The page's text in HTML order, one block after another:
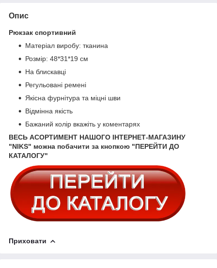
Опис
Рюкзак спортивний
Матеріал виробу: тканина
Розмір: 48*31*19 см
На блискавці
Регульовані ремені
Якісна фурнітура та міцні шви
Відмінна якість
Бажаний колір вкажіть у коментарях
ВЕСЬ АСОРТИМЕНТ НАШОГО ІНТЕРНЕТ-МАГАЗИНУ
"NIKS" можна побачити за кнопкою "ПЕРЕЙТИ ДО
КАТАЛОГУ"
Приховати